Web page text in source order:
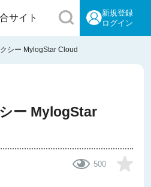
サイト
新規登録
ログイン
シー MylogStar Cloud
ー MylogStar
500